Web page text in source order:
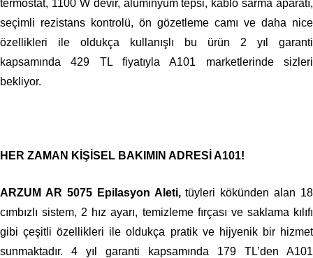
termostat, 1100 W devir, alüminyum tepsi, kablo sarma aparatı,
seçimli rezistans kontrolü, ön gözetleme camı ve daha nice
özellikleri ile oldukça kullanışlı bu ürün 2 yıl garanti
kapsamında 429 TL fiyatıyla A101 marketlerinde sizleri
bekliyor.
HER ZAMAN KİŞİSEL BAKIMIN ADRESİ A101!
ARZUM AR 5075 Epilasyon Aleti,tüyleri kökünden alan 18
cımbızlı sistem, 2 hız ayarı, temizleme fırçası ve saklama kılıfı
gibi çeşitli özellikleri ile oldukça pratik ve hijyenik bir hizmet
sunmaktadır. 4 yıl garanti kapsamında 179 TL’den A101